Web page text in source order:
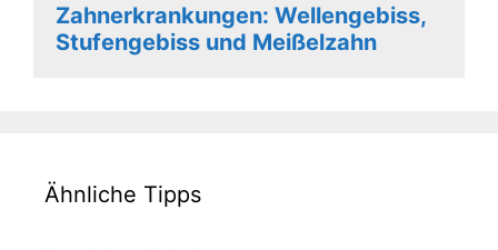
Zahnerkrankungen: Wellengebiss,
Stufengebiss und Meißelzahn
Ähnliche Tipps